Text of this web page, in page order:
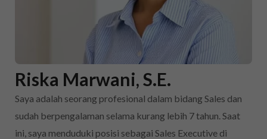
Riska Marwani, S.E.
Saya adalah seorang profesional dalam bidang Sales dan
sudah berpengalaman selama kurang lebih 7 tahun. Saat
ini, saya menduduki posisi sebagai Sales Executive di